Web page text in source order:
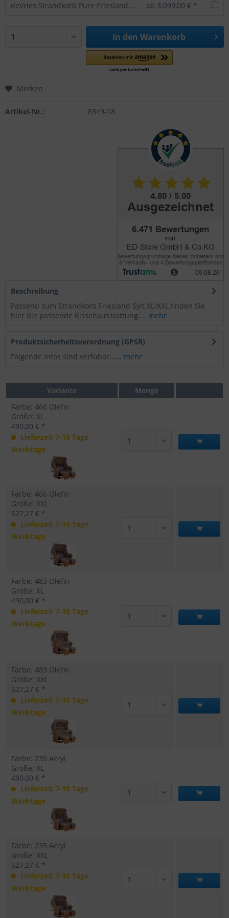
deVries Strandkorb Pure Friesland Sylt Teakholz ab 3.099,00 € *
In den Warenkorb
Merken
Artikel-Nr.: 8349-18
Beschreibung
Passend zum Strandkorb Friesland Sylt XL/XXL finden Sie
hier die passende Kissenausstattung.... mehr
Produktsicherheitsverordnung (GPSR)
Folgende Infos sind verfübar...... mehr
Variante
Menge
Farbe: 466 Olefin
Größe: XL
490,00 € *
Lieferzeit 7-10 Tage
Werktage
Farbe: 466 Olefin
Größe: XXL
527,27 € *
Lieferzeit 7-10 Tage
Werktage
Farbe: 483 Olefin
Größe: XL
490,00 € *
Lieferzeit 7-15 Tage
Werktage
Farbe: 483 Olefin
Größe: XXL
527,27 € *
Lieferzeit 7-10 Tage
Werktage
Farbe: 235 Acryl
Größe: XL
490,00 € *
Lieferzeit 7-10 Tage
Werktage
Farbe: 235 Acryl
Größe: XXL
527,27 € *
Lieferzeit 7-10 Tage
Werktage